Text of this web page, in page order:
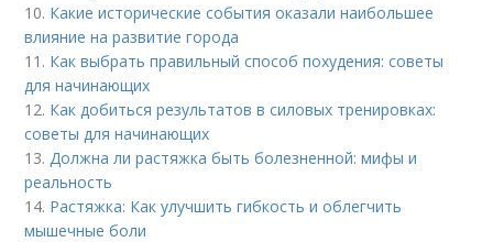
10. Какие исторические события оказали наибольшее
влияние на развитие города
11. Как выбрать правильный способ похудения: советы
для начинающих
12. Как добиться результатов в силовых тренировках:
советы для начинающих
13.Должна ли растяжка быть болезненной: мифы и
реальность
14. Растяжка: Как улучшить гибкость и облегчить
мышечные боли